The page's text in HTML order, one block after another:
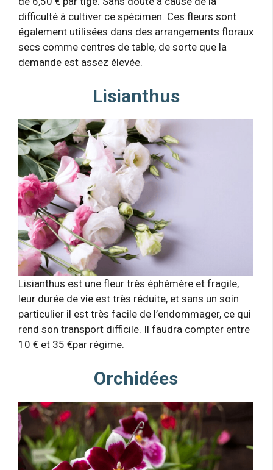
difficulté à cultiver ce spécimen. Ces fleurs sont
également utilisées dans des arrangements floraux
secs comme centres de table, de sorte que la
demande est assez élevée.
Lisianthus
Lisianthus est une fleur très éphémère et fragile,
leur durée de vie est très réduite, et sans un soin
particulier il est très facile de l’endommager, ce qui
rend son transport difficile. Il faudra compter entre
10 € et 35 €par régime.
Orchidées